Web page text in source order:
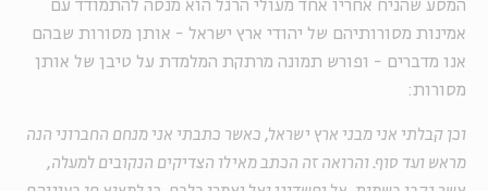
המסע שהניח אחריו אחד מעולי הרגל הוא מנסה להתמודד עם
אמינות מסורותיהם של יהודי ארץ ישראל - אותן מסורות שבהם
אנו מדברים - ופורש תמונה מרתקת המלמדת על טיבן של אותן
מסורות:
וכן קבלתי אני מבני ארץ ישראל, כאשר כתבתי אני מנחם החברוני הנה
מראש ועד סוף. והרואה זה הכתב מאילו הצדיקים הנקובים למעלה,